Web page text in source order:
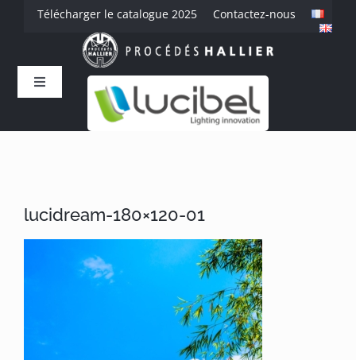
PasserTélécharger le catalogue 2025 Contactez-nous
Toggle
Navigation
lucidream-180×120-01